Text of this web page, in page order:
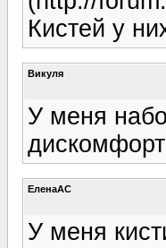
Кистей у
Викуля
У меня
ЕленаАС
У меня